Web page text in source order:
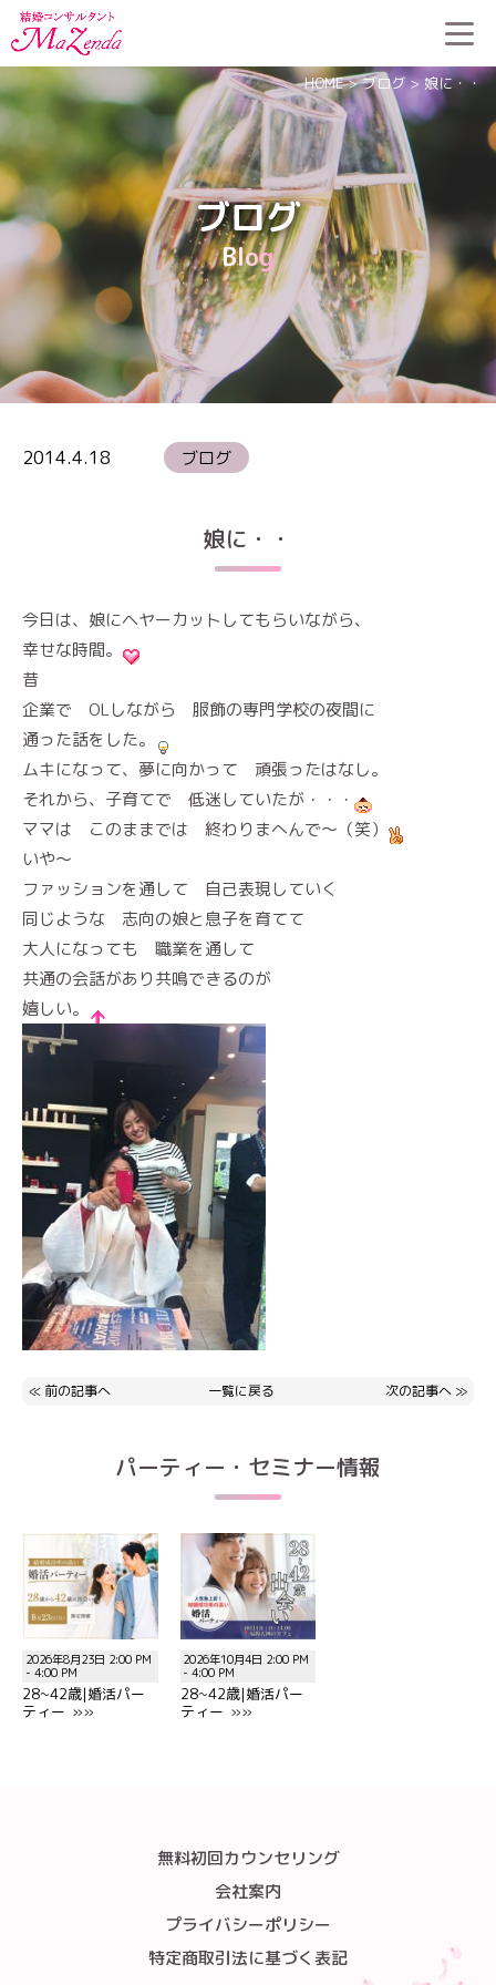
ブログ
Blog
HOME>ブログ> 娘に・・
2014.4.18 ブログ
娘に・・
今日は、娘にヘヤーカットしてもらいながら、
幸せな時間。
昔
企業で OLしながら 服飾の専門学校の夜間に
通った話をした。
ムキになって、夢に向かって 頑張ったはなし。
それから、子育てで 低迷していたが・・・
ママは このままでは 終わりまへんで～（笑）
いや～
ファッションを通して 自己表現していく
同じような 志向の娘と息子を育てて
大人になっても 職業を通して
共通の会話があり共鳴できるのが
嬉しい。
≪ 前の記事へ 一覧に戻る 次の記事へ ≫
パーティー・セミナー情報
2026年8月23日 2:00 PM
- 4:00 PM
28~42歳|婚活パー
ティー »»
2026年10月4日 2:00 PM
- 4:00 PM
28~42歳|婚活パー
ティー »»
無料初回カウンセリング
会社案内
プライバシーポリシー
特定商取引法に基づく表記